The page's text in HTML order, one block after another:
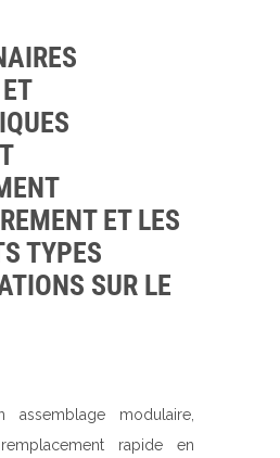
ET LES
TYPES
SUR LE
assemblage modulaire,
rapide en